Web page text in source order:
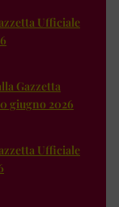
Ufficiale
Gazzetta
giugno 2026
Ufficiale